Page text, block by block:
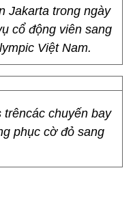
Jakarta trong ngày
cổ động viên sang
Việt Nam.
trêncác chuyến bay
phục cờ đỏ sang